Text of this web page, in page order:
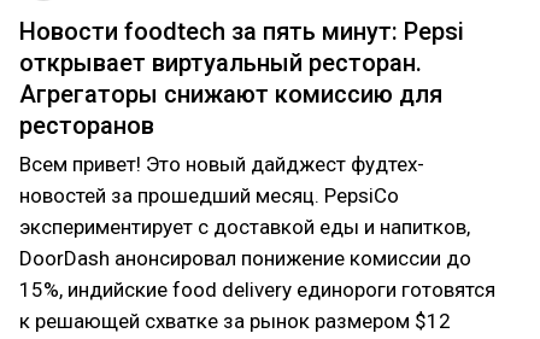
Новости foodtech за пять минут: Pepsi
открывает виртуальный ресторан.
Агрегаторы снижают комиссию для
ресторанов
Всем привет! Это новый дайджест фудтех-
новостей за прошедший месяц. PepsiCo
экспериментирует с доставкой еды и напитков,
DoorDash анонсировал понижение комиссии до
15%, индийские food delivery единороги готовятся
к решающей схватке за рынок размером $12